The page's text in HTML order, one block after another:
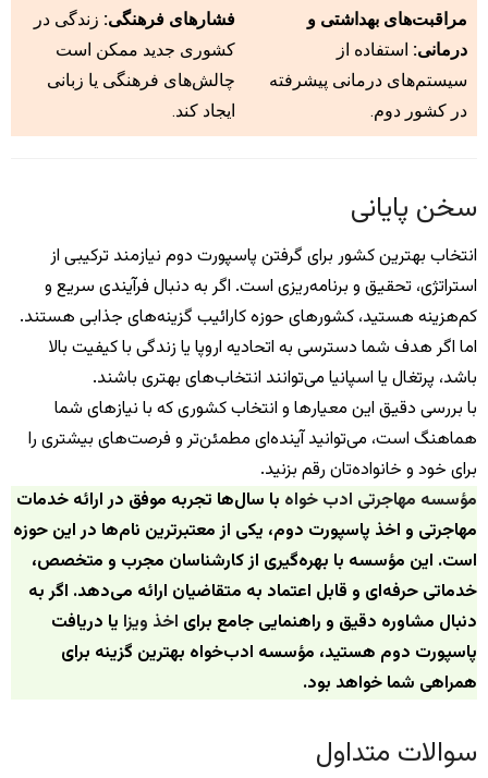
مراقبت‌های بهداشتی و
درمانی: استفاده از
سیستم‌های درمانی پیشرفته
در کشور دوم.
فشارهای فرهنگی: زندگی در
کشوری جدید ممکن است
چالش‌های فرهنگی یا زبانی
ایجاد کند.
سخن پایانی
انتخاب بهترین کشور برای گرفتن پاسپورت دوم نیازمند ترکیبی از
استراتژی، تحقیق و برنامه‌ریزی است. اگر به دنبال فرآیندی سریع و
کم‌هزینه هستید، کشورهای حوزه کارائیب گزینه‌های جذابی هستند.
اما اگر هدف شما دسترسی به اتحادیه اروپا یا زندگی با کیفیت بالا
باشد، پرتغال یا اسپانیا می‌توانند انتخاب‌های بهتری باشند.
با بررسی دقیق این معیارها و انتخاب کشوری که با نیازهای شما
هماهنگ است، می‌توانید آینده‌ای مطمئن‌تر و فرصت‌های بیشتری را
برای خود و خانواده‌تان رقم بزنید.
مؤسسه مهاجرتی ادب‌ خواه با سال‌ها تجربه موفق در ارائه خدمات
مهاجرتی و اخذ پاسپورت دوم، یکی از معتبرترین نام‌ها در این حوزه
است. این مؤسسه با بهره‌گیری از کارشناسان مجرب و متخصص،
خدماتی حرفه‌ای و قابل اعتماد به متقاضیان ارائه می‌دهد. اگر به
دنبال مشاوره دقیق و راهنمایی جامع برای اخذ ویزا یا دریافت
پاسپورت دوم هستید، مؤسسه ادب‌خواه بهترین گزینه برای
همراهی شما خواهد بود.
سوالات متداول